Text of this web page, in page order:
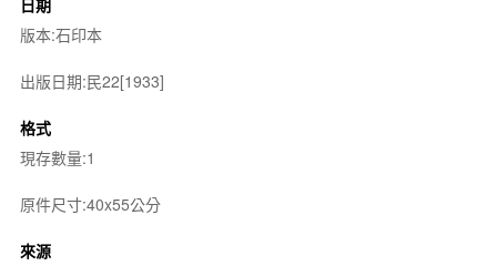
日期
版本:石印本
出版日期:民22[1933]
格式
現存數量:1
原件尺寸:40x55公分
來源